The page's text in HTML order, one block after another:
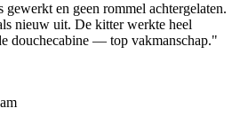
gewerkt en geen rommel achtergelaten.
nieuw uit. De kitter werkte heel
douchecabine — top vakmanschap."